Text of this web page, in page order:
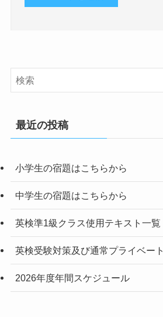
最近の投稿
小学生の宿題はこちらから
中学生の宿題はこちらから
英検準1級クラス使用テキスト一覧
英検受験対策及び通常プライベー
2026年度年間スケジュール